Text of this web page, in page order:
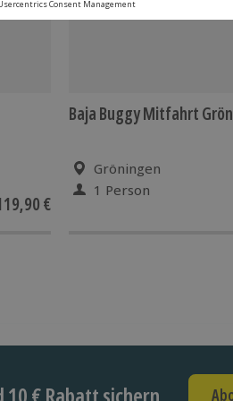
€
Baja Buggy Mitfahrt
Gröningen
1 Person
€ Rabatt sichern